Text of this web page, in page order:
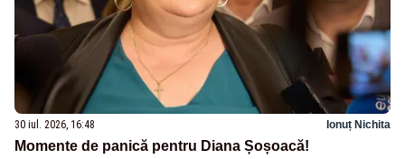
30 iul. 2026, 16:48 Ionuț Nichita
Momente de panică pentru Diana Șoșoacă!